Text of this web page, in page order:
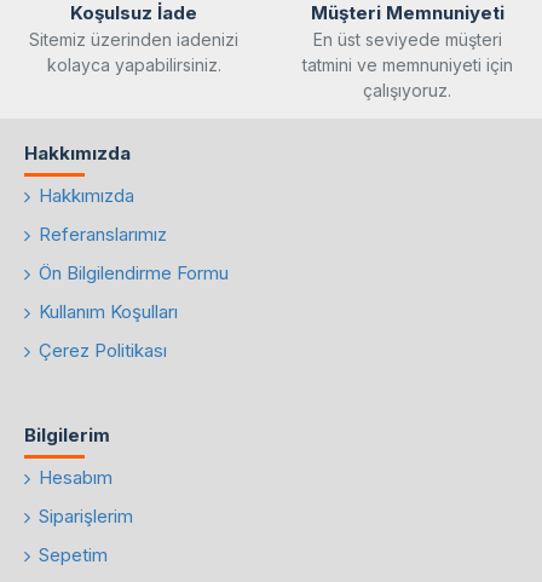
Koşulsuz İade
Sitemiz üzerinden iadenizi
kolayca yapabilirsiniz.
Müşteri Memnuniyeti
En üst seviyede müşteri
tatmini ve memnuniyeti için
çalışıyoruz.
Hakkımızda
Hakkımızda
Referanslarımız
Ön Bilgilendirme Formu
Kullanım Koşulları
Çerez Politikası
Bilgilerim
Hesabım
Siparişlerim
Sepetim